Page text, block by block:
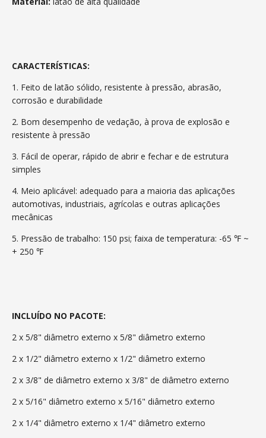
CARACTERÍSTICAS:
1. Feito de latão sólido, resistente à pressão, abrasão,
corrosão e durabilidade
2. Bom desempenho de vedação, à prova de explosão e
resistente à pressão
3. Fácil de operar, rápido de abrir e fechar e de estrutura
simples
4. Meio aplicável: adequado para a maioria das aplicações
automotivas, industriais, agrícolas e outras aplicações
mecânicas
5. Pressão de trabalho: 150 psi; faixa de temperatura: -65 ℉ ~
+ 250 ℉
INCLUÍDO NO PACOTE:
2 x 5/8" diâmetro externo x 5/8" diâmetro externo
2 x 1/2" diâmetro externo x 1/2" diâmetro externo
2 x 3/8" de diâmetro externo x 3/8" de diâmetro externo
2 x 5/16" diâmetro externo x 5/16" diâmetro externo
2 x 1/4" diâmetro externo x 1/4" diâmetro externo